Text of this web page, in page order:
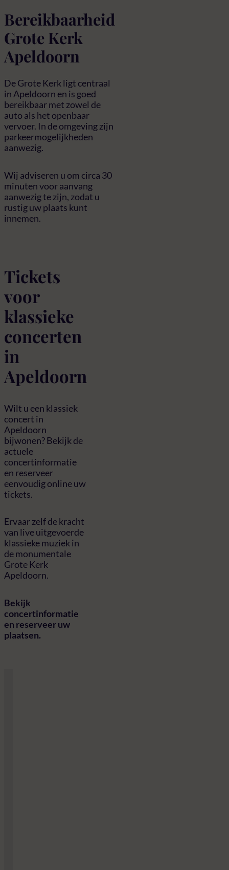
Bereikbaarheid
Grote Kerk
Apeldoorn
De Grote Kerk ligt centraal
in Apeldoorn en is goed
bereikbaar met zowel de
auto als het openbaar
vervoer. In de omgeving zijn
parkeermogelijkheden
aanwezig.
Wij adviseren u om circa 30
minuten voor aanvang
aanwezig te zijn, zodat u
rustig uw plaats kunt
innemen.
Tickets
voor
klassieke
concerten
in
Apeldoorn
Wilt u een klassiek
concert in
Apeldoorn
bijwonen? Bekijk de
actuele
concertinformatie
en reserveer
eenvoudig online uw
tickets.
Ervaar zelf de kracht
van live uitgevoerde
klassieke muziek in
de monumentale
Grote Kerk
Apeldoorn.
Bekijk
concertinformatie
en reserveer uw
plaatsen.